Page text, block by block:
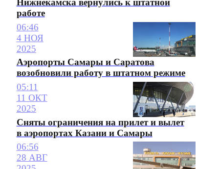
Нижнекамска вернулись к штатной
работе
06:46
4 НОЯ
2025
Аэропорты Самары и Саратова
возобновили работу в штатном режиме
05:11
11 ОКТ
2025
Сняты ограничения на прилет и вылет
в аэропортах Казани и Самары
06:56
28 АВГ